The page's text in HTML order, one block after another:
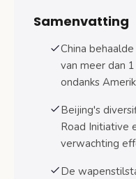
BRICS Pay
architectuur
Interne
Samenvatting
China
van meer dan
ondanks
Beijing's
Road Initiative
verwachting
De